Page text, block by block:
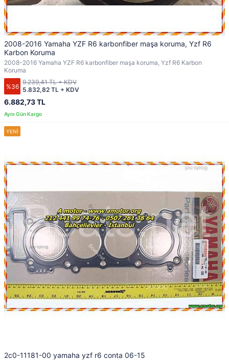
2008-2016 Yamaha YZF R6 karbonfiber maşa koruma, Yzf R6
Karbon Koruma
2008-2016 Yamaha YZF R6 karbonfiber maşa koruma, Yzf R6 Karbon
Koruma
%36
6.882,73 TL
5.832,82 TL + KDV
9.239,41 TL + KDV
2c0-11181-00 yamaha yzf r6 conta 06-15